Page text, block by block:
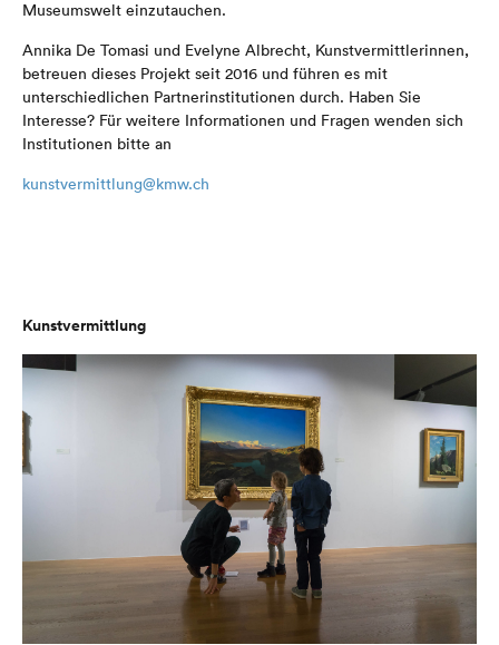
Museumswelt einzutauchen.
Annika De Tomasi und Evelyne Albrecht, Kunstvermittlerinnen,
betreuen dieses Projekt seit 2016 und führen es mit
unterschiedlichen Partnerinstitutionen durch. Haben Sie
Interesse? Für weitere Informationen und Fragen wenden sich
Institutionen bitte an
kunstvermittlung@kmw.ch
Kunstvermittlung